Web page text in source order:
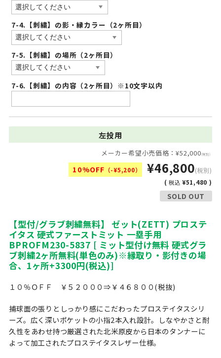
7-4.【刺繍】の影・縁カラー（2ヶ所目）
7-5.【刺繍】の場所（2ヶ所目）
7-6.【刺繍】の内容（2ヶ所目）※10文字以内
左投用
メーカー希望小売価格：¥52,000(税別)
10%OFF （-¥5,200） ¥46,800(税別)
(税込 ¥51,480 )
SOLD OUT
【型付/グラブ刺繍無料】 ゼット(ZETT) プロステ
イタス 硬式ファーストミット 一塁手用
BPROFM230-5837 [ ミット型付け無料 硬式グラ
ブ刺繍2ヶ所無料(単色のみ)※縁取り・影付きの場
合、1ヶ所+3300円(税込)]
１０％ＯＦＦ ￥５２０００⇒￥４６８００(税抜)
捕球面の張りとしっかり感にこだわったプロステイタスシリ
ーズ。広く深いポケットの小指2本入れ設計。しなやかさと耐
久性をあわせ持つ厳選された北米原皮から日本のタンナーに
よって加工されたプロステイタスレザー仕様。